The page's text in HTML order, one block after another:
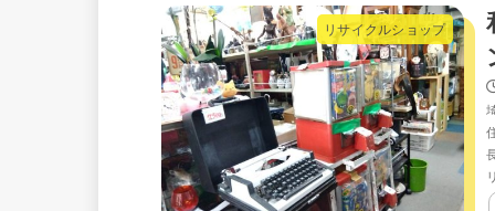
リサイクルショップ